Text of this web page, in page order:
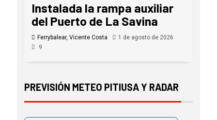
Instalada la rampa auxiliar
del Puerto de La Savina
Ferrybalear, Vicente Costa
1 de agosto de 2026
9
PREVISIÓN METEO PITIUSA Y RADAR